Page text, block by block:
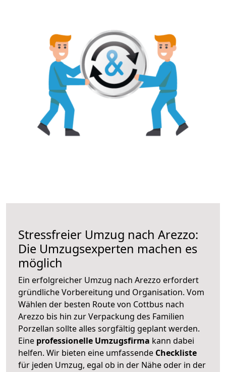
Stressfreier Umzug nach Arezzo:
Die Umzugsexperten machen es
möglich
Ein erfolgreicher Umzug nach Arezzo erfordert
gründliche Vorbereitung und Organisation. Vom
Wählen der besten Route von Cottbus nach
Arezzo bis hin zur Verpackung des Familien
Porzellan sollte alles sorgfältig geplant werden.
Eine professionelle Umzugsfirma kann dabei
helfen. Wir bieten eine umfassende Checkliste
für jeden Umzug, egal ob in der Nähe oder in der